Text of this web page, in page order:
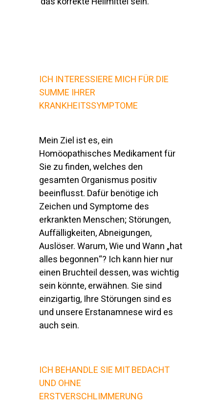
ICH INTERESSIERE MICH FÜR DIE
SUMME IHRER
KRANKHEITSSYMPTOME
Mein Ziel ist es, ein
Homöopathisches Medikament für
Sie zu finden, welches den
gesamten Organismus positiv
beeinflusst. Dafür benötige ich
Zeichen und Symptome des
erkrankten Menschen; Störungen,
Auffälligkeiten, Abneigungen,
Auslöser. Warum, Wie und Wann „hat
alles begonnen“? Ich kann hier nur
einen Bruchteil dessen, was wichtig
sein könnte, erwähnen. Sie sind
einzigartig, Ihre Störungen sind es
und unsere Erstanamnese wird es
auch sein.
ICH BEHANDLE SIE MIT BEDACHT
UND OHNE
ERSTVERSCHLIMMERUNG